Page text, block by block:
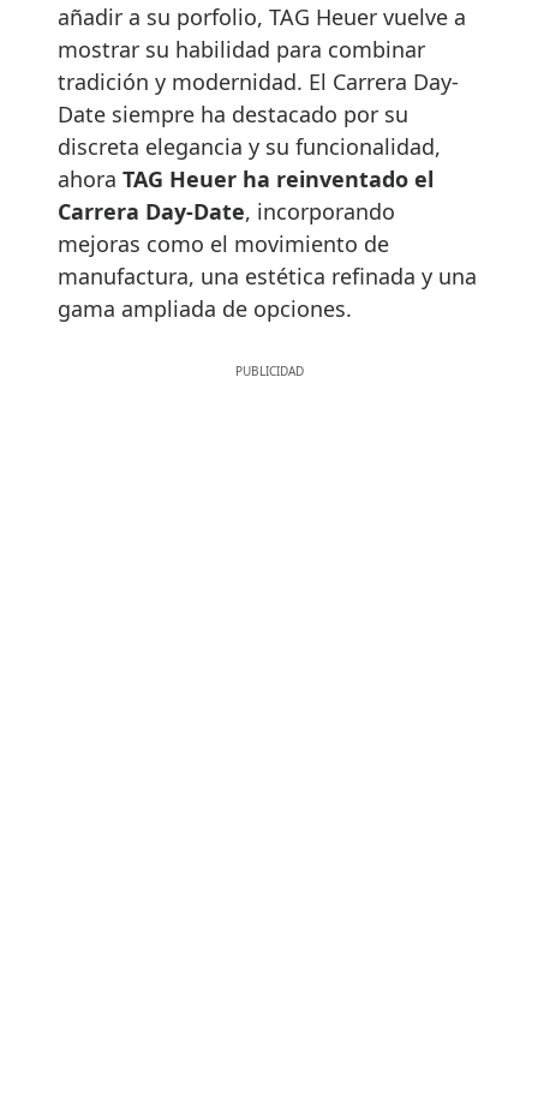
añadir a su porfolio, TAG Heuer vuelve a
mostrar su habilidad para combinar
tradición y modernidad. El Carrera Day-
Date siempre ha destacado por su
discreta elegancia y su funcionalidad,
ahora TAG Heuer ha reinventado el
Carrera Day-Date, incorporando
mejoras como el movimiento de
manufactura, una estética refinada y una
gama ampliada de opciones.